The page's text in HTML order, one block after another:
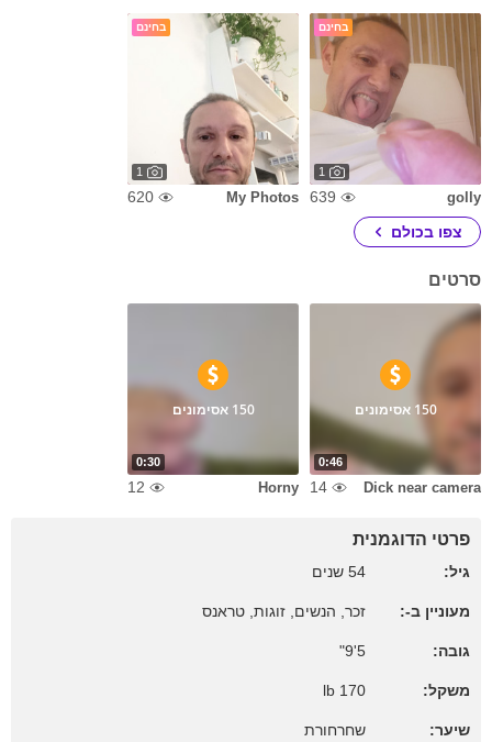
בחינם
1
golly
639
בחינם
1
My Photos
620
צפו בכולם
סרטים
0:46
150 אסימונים
Dick near camera
14
0:30
150 אסימונים
Horny
12
פרטי הדוגמנית
גיל: 54 שנים
מעוניין ב-: זכר, הנשים, זוגות, טראנס
גובה: 5'9"
משקל: 170 lb
שיער: שחרחורת